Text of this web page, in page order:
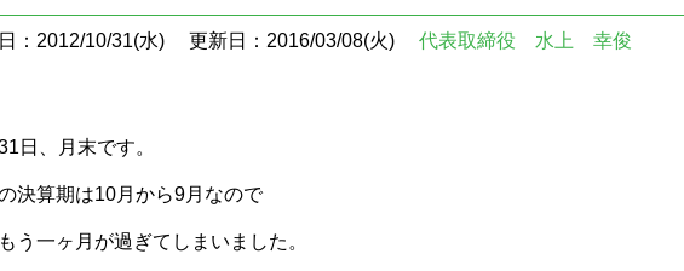
：2012/10/31(水) 更新日：2016/03/08(火) 代表取締役 水上 幸俊
日、月末です。
決算期は10月から9月なので
う一ヶ月が過ぎてしまいました。